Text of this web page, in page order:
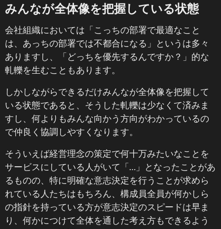
みんなが全体像を把握している状態
会社組織においては「こっちの部署で最適なこと
は、あっちの部署では不都合になる」というは多々
ありますし、「どっちを優先するんですか？」的な
軋轢を生むこともあります。
しかしながらできるだけみんなが全体像を把握して
いる状態であると、そうした軋轢は少なくて済みま
すし、何よりもみんな向かう方向がわかっているの
で仲良く協調しやすくなります。
そういえば経営理念の策定で何十万みたいなことを
サービスにしている人がいて「…」となったことがあ
るものの、特に明確な意志決定を行うことが求めら
れている人たちはもちろん、構成員全員が何かしら
の指針を持っている方が意志決定のスピードは早ま
り、何かにつけて全体を通した考え方もできるよう